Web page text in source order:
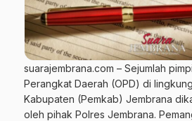
suarajembrana.com – Sejumlah
Perangkat Daerah (OPD) di
Kabupaten (Pemkab) Jembrana
oleh pihak Polres Jembrana.